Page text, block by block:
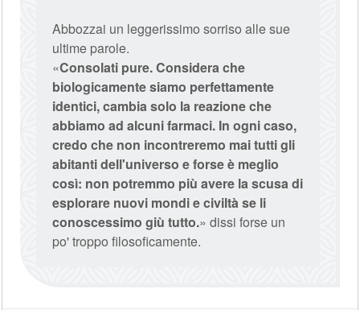
Abbozzai un leggerissimo sorriso alle sue
ultime parole.
«Consolati pure. Considera che
biologicamente siamo perfettamente
identici, cambia solo la reazione che
abbiamo ad alcuni farmaci. In ogni caso,
credo che non incontreremo mai tutti gli
abitanti dell'universo e forse è meglio
così: non potremmo più avere la scusa di
esplorare nuovi mondi e civiltà se li
conoscessimo giù tutto.» dissi forse un
po' troppo filosoficamente.